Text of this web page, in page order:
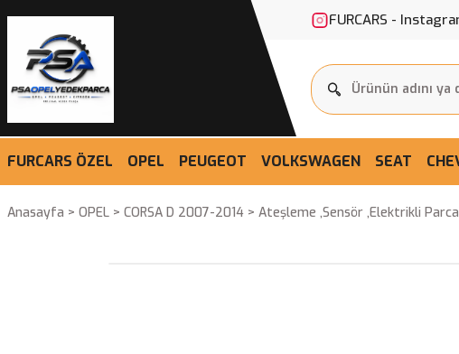
FURCARS -
FURCARS ÖZEL OPEL PEUGEOT VOLKSWAGEN SEAT
Anasayfa OPEL CORSA D 2007-2014 Ateşleme ,Sensör ,Elektrikli